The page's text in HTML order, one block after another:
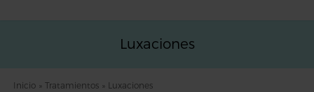
Luxaciones
Inicio » Tratamientos » Luxaciones